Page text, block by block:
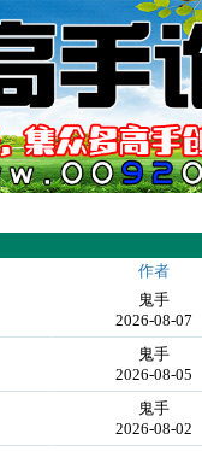
作者
鬼手
2026-08-07
鬼手
2026-08-05
鬼手
2026-08-02